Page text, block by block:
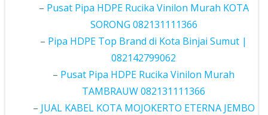
– Pusat Pipa HDPE Rucika Vinilon Murah KOTA
SORONG 082131111366
– Pipa HDPE Top Brand di Kota Binjai Sumut |
082142799062
– Pusat Pipa HDPE Rucika Vinilon Murah
TAMBRAUW 082131111366
– JUAL KABEL KOTA MOJOKERTO ETERNA JEMBO